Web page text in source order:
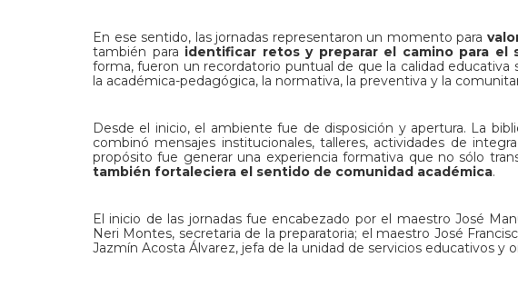
En ese sentido, las jornadas representaron un momento para
también para identificar retos y preparar el camino para el
forma, fueron un recordatorio puntual de que la calidad
la académica-pedagógica, la normativa, la preventiva y la
Desde el inicio, el ambiente fue de disposición y apertura. La
combinó mensajes institucionales, talleres, actividades de
propósito fue generar una experiencia formativa que no sólo
también fortaleciera el sentido de comunidad académica.
El inicio de las jornadas fue encabezado por el maestro José
Neri Montes, secretaria de la preparatoria; el maestro José
Jazmín Acosta Álvarez, jefa de la unidad de servicios educativos y